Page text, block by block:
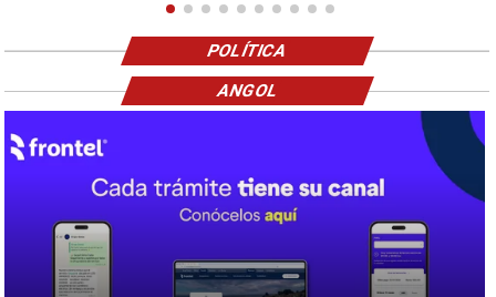
POLÍTICA
ANGOL